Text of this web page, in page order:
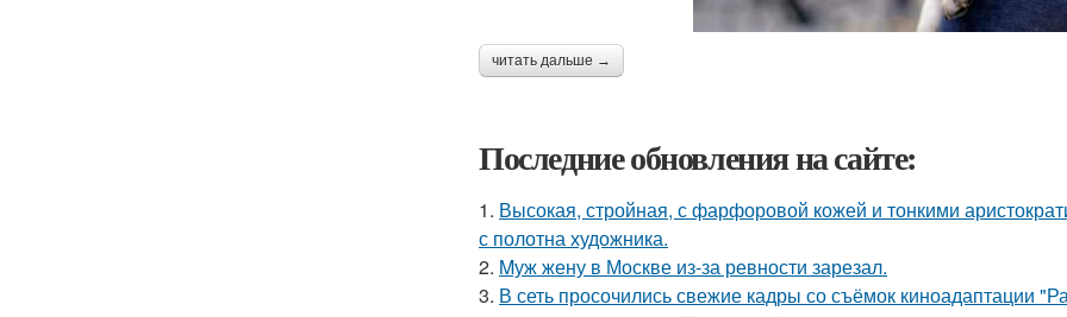
читать дальше →
Последние обновления на сайте:
1. Высокая, стройная, с фарфоровой кожей и тонкими
с полотна художника.
2. Mуж жену в Москве из-за ревности зарезал.
3. В сеть просочились свежие кадры со съёмок киноадаптации